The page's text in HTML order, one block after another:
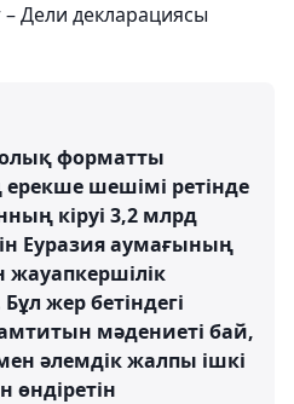
Дели декларациясы
форматты
шешімі ретінде
кіруі 3,2 млрд
Еуразия аумағының
жауапкершілік
жер бетіндегі
мәдениеті бай,
әлемдік жалпы ішкі
өндіретін